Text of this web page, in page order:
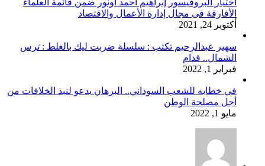
الأفارقة فى مجال إدارة الأعمال والاقتصاد
أكتوبر 24, 2021
سهير عبدالرحيم تكتب : سلسلة ضربت ليك بالغلط : ترس
الشمال.. قدام
فبراير 1, 2022
في خطابه للشعب السوداني.. البرهان يدعو لنبذ الخلافات من
أجل مصلحة الوطن
مايو 1, 2022